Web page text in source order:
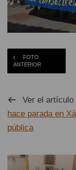
FOTO
ANTERIOR
Ver el artículo
hace parada en
pública